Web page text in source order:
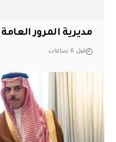
مديرية المرور
قبل 6 ساعات